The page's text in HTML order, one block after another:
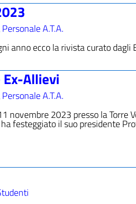
Personale A.T.A.
anno ecco la rivista curato dagli
Allievi
Personale A.T.A.
novembre 2023 presso la Torre
ha festeggiato il suo presidente